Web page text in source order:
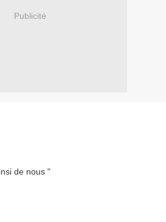
Publicité